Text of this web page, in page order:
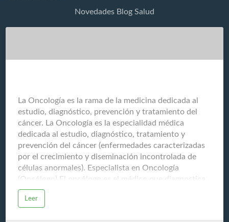
Novedades Blog Salud
La Oncología es la rama de la medicina dedicada al
estudio, diagnóstico, prevención y tratamiento del
cáncer. La Oncología es la especialidad médica
dedicada al estudio, diagnóstico, tratamiento y
prevención del cáncer (enfermedades caracterizadas
por el crecimiento y diseminación incontrolada de
células anormales). Especialista en Oncología
(Oncólogo) El oncólogo es el médico que diagnostica
y trata el cáncer, y es generalmente el encargado de
coordinar el plan de atención del paciente con cáncer,
Leer